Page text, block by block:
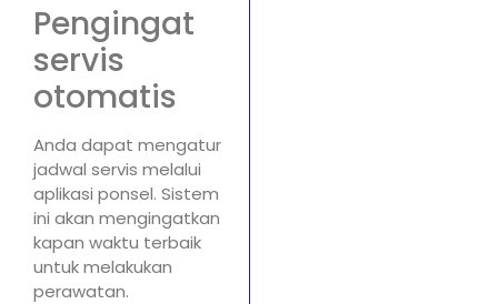
Pengingat
servis
otomatis
Anda dapat mengatur
jadwal servis melalui
aplikasi ponsel. Sistem
ini akan mengingatkan
kapan waktu terbaik
untuk melakukan
perawatan.